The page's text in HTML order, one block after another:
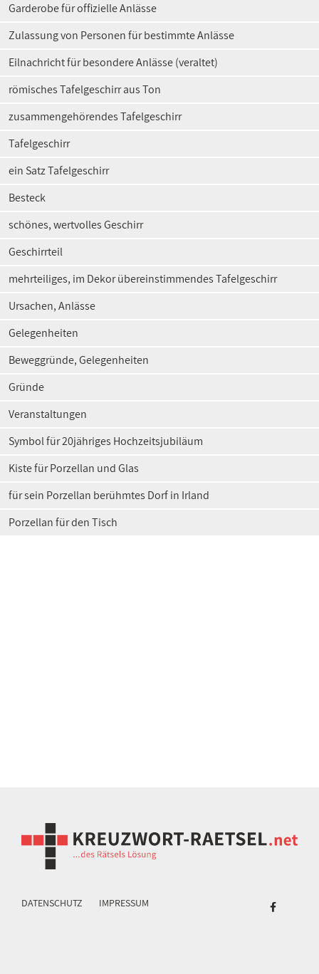
Garderobe für offizielle Anlässe
Zulassung von Personen für bestimmte Anlässe
Eilnachricht für besondere Anlässe (veraltet)
römisches Tafelgeschirr aus Ton
zusammengehörendes Tafelgeschirr
Tafelgeschirr
ein Satz Tafelgeschirr
Besteck
schönes, wertvolles Geschirr
Geschirrteil
mehrteiliges, im Dekor übereinstimmendes Tafelgeschirr
Ursachen, Anlässe
Gelegenheiten
Beweggründe, Gelegenheiten
Gründe
Veranstaltungen
Symbol für 20jähriges Hochzeitsjubiläum
Kiste für Porzellan und Glas
für sein Porzellan berühmtes Dorf in Irland
Porzellan für den Tisch
DATENSCHUTZ IMPRESSUM